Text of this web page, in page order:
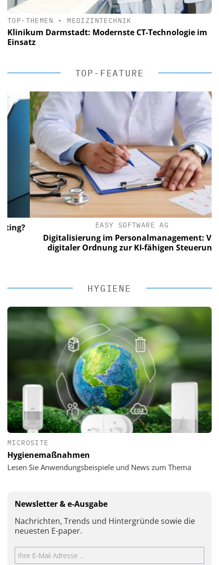
TOP-THEMEN • MEDIZINTECHNIK
Klinikum Darmstadt: Modernste CT-Technologie im
Einsatz
TOP-FEATURE
EASY SOFTWARE AG
Digitalisierung im Personalmanagement: Von
digitaler Ordnung zur KI-fähigen Steuerung
HYGIENE
MICROSITE
Hygienemaßnahmen
Lesen Sie Anwendungsbeispiele und News zum Thema
Newsletter & e-Ausgabe
Nachrichten, Trends und Hintergründe sowie die
neuesten E-paper.